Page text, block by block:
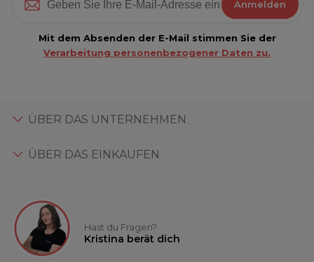
Anmelden
Mit dem Absenden der E-Mail stimmen Sie der
Verarbeitung personenbezogener Daten zu.
ÜBER DAS UNTERNEHMEN
ÜBER DAS EINKAUFEN
Hast du Fragen?
Kristina berät dich